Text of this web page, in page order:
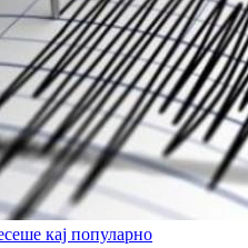
кај популарно